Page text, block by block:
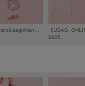
¥825